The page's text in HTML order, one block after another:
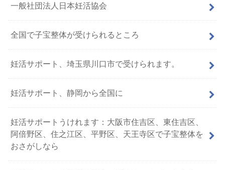
一般社団法人日本妊活協会
全国で子宝整体が受けられるところ
妊活サポート、埼玉県川口市で受けられます。
妊活サポート、静岡から全国に
妊活サポートうけれます：大阪市住吉区、東住吉区、
阿倍野区、住之江区、平野区、天王寺区で子宝整体を
おさがしなら